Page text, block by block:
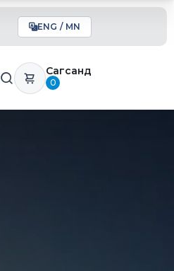
ENG / MN
Сагсанд
0